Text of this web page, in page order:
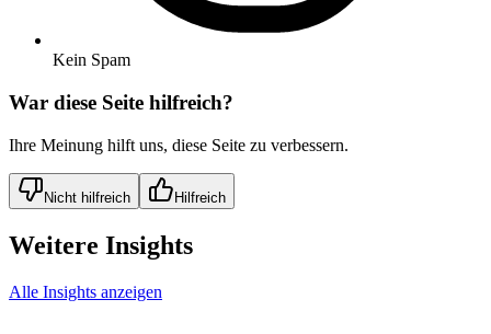
Kein Spam
War diese Seite hilfreich?
Ihre Meinung hilft uns, diese Seite zu verbessern.
Nicht hilfreich Hilfreich
Weitere Insights
Alle Insights anzeigen